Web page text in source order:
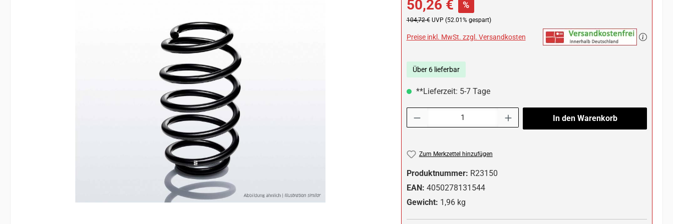
50,26 € %
Regulärer Preis:
104,72 € UVP (52.01% gespart)
Preise inkl. MwSt. zzgl. Versandkosten
Über 6 lieferbar
**Lieferzeit: 5-7 Tage
In den Warenkorb
Zum Merkzettel hinzufügen
Produktnummer: R23150
EAN: 4050278131544
Gewicht: 1,96 kg